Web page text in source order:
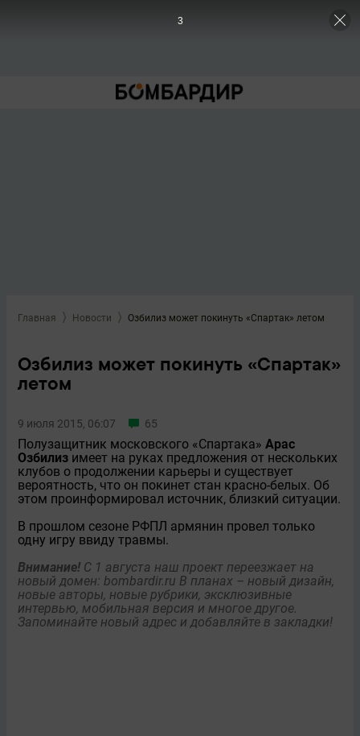
Главная Новости Озбилиз может покинуть «Спартак» летом
Озбилиз может покинуть «Спартак»
летом
9 июля 2015, 06:07 65
Полузащитник московского «Спартака» Арас
Озбилиз имеет на руках предложения от нескольких
клубов о продолжении карьеры и существует
вероятность, что он покинет стан красно-белых. Об
этом проинформировал источник, близкий ситуации.
В прошлом сезоне РФПЛ армянин провел только
одну игру ввиду травмы.
Внимание! С 1 августа наш проект переезжает на
новый домен: bombardir.ru В планах – новый дизайн,
новые авторы, новые рубрики, эксклюзивные
интервью, мобильная версия и многое другое.
Запоминайте новый адрес и добавляйте в закладки!
3